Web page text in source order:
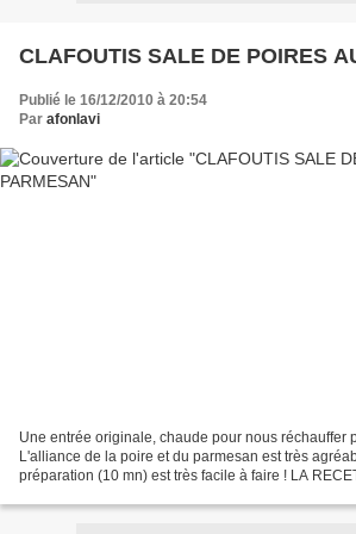
CLAFOUTIS SALE DE POIRES
Publié le 16/12/2010 à 20:54
Par afonlavi
Une entrée originale, chaude pour nous réchauffer
L'alliance de la poire et du parmesan est très
préparation (10 mn) est très facile à faire ! LA